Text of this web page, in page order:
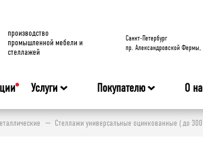
производство
промышленной мебели и
стеллажей
Cанкт-Петербург
пр. Александровской Фермы,
Услуги Покупателю О
Стеллажи универсальные оцинкованные ( до 300